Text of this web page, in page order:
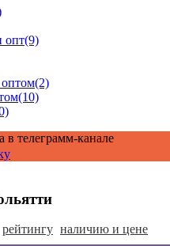
опт(9)
(2)
(10)
в телеграмм-канале
рейтингу наличию и цене